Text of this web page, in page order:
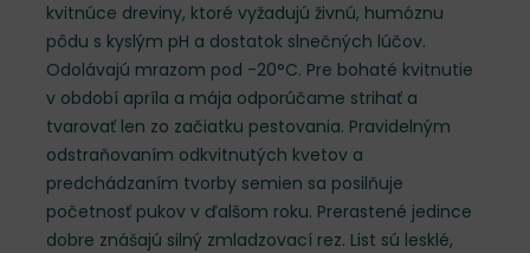
kvitnúce dreviny, ktoré vyžadujú živnú, humóznu
pôdu s kyslým pH a dostatok slnečných lúčov.
Odolávajú mrazom pod -20°C. Pre bohaté kvitnutie
v období apríla a mája odporúčame strihať a
tvarovať len zo začiatku pestovania. Pravidelným
odstraňovaním odkvitnutých kvetov a
predchádzaním tvorby semien sa posilňuje
početnosť pukov v ďalšom roku. Prerastené jedince
dobre znášajú silný zmladzovací rez. List sú lesklé,